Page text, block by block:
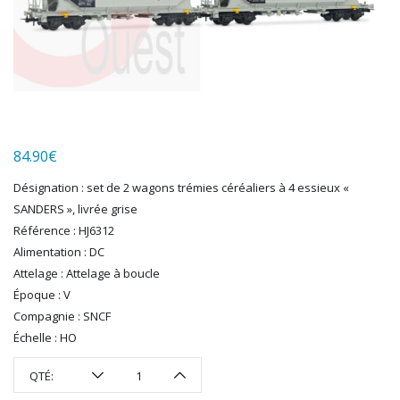
HERKAT
HUMBROL
MAKETTE
MARLKIN
MKD
NOREV
NOVATEUR MODELES
PECO
PG mini
PIKO
PN SUD MODELISME
PREISER
PRINCE AUGUST
84.90€
Désignation : set de 2 wagons trémies céréaliers à 4 essieux «
SANDERS », livrée grise
Référence : HJ6312
Alimentation : DC
Attelage : Attelage à boucle
Époque : V
Compagnie : SNCF
Échelle : HO
QTÉ: